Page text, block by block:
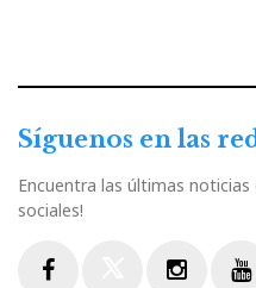
Síguenos en las
Encuentra las últimas noticias
sociales!